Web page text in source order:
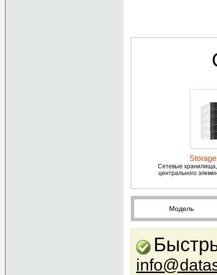
Сетевые хранилища,
центрального
Модель